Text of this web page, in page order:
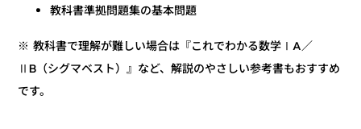
教科書準拠問題集の基本問題
※ 教科書で理解が難しい場合は『これでわかる数学ⅠA／
ⅡB（シグマベスト）』など、解説のやさしい参考書もおすすめ
です。